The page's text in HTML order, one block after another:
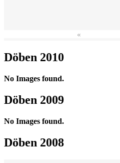
«
Döben 2010
No Images found.
Döben 2009
No Images found.
Döben 2008